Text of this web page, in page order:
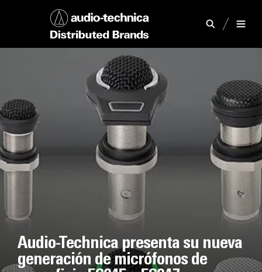
Audio-Technica presenta su nueva
generación de micrófonos de